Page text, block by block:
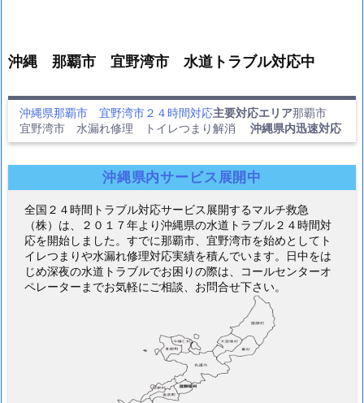
沖縄 那覇市 宜野湾市 水道トラブル対応中
沖縄県那覇市 宜野湾市２４時間対応主要対応エリア那覇市
宜野湾市 水漏れ修理 トイレつまり解消 沖縄県内迅速対応
沖縄県内サービス展開中
全国２４時間トラブル対応サービス展開するマルチ救急
（株）は、２０１７年より沖縄県の水道トラブル２４時間対
応を開始しました。すでに那覇市、宜野湾市を始めとしてト
イレつまりや水漏れ修理対応実績を積んでいます。日中をは
じめ深夜の水道トラブルでお困りの際は、コールセンターオ
ペレーターまでお気軽にご相談、お問合せ下さい。